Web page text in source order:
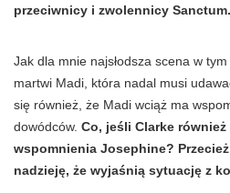
przeciwnicy i zwolennicy Sanctum.
Jak dla mnie najsłodsza scena w
martwi Madi, która nadal musi
się również, że Madi wciąż ma
dowódców. Co, jeśli Clarke
wspomnienia Josephine?
nadzieję, że wyjaśnią sytuację z